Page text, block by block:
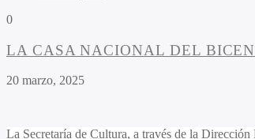
0
LA CASA NACIONAL DEL
20 marzo, 2025
La Secretaría de Cultura, a través de la